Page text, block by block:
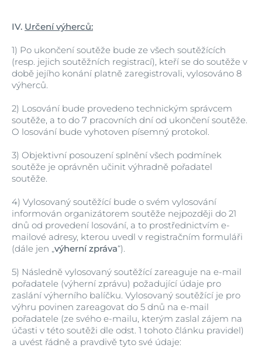
IV. Určení výherců:
1) Po ukončení soutěže bude ze všech soutěžících
(resp. jejich soutěžních registrací), kteří se do soutěže v
době jejího konání platně zaregistrovali, vylosováno 8
výherců.
2) Losování bude provedeno technickým správcem
soutěže, a to do 7 pracovních dní od ukončení soutěže.
O losování bude vyhotoven písemný protokol.
3) Objektivní posouzení splnění všech podmínek
soutěže je oprávněn učinit výhradně pořadatel
soutěže.
4) Vylosovaný soutěžící bude o svém vylosování
informován organizátorem soutěže nejpozději do 21
dnů od provedení losování, a to prostřednictvím e-
mailové adresy, kterou uvedl v registračním formuláři
(dále jen „výherní zpráva“).
5) Následně vylosovaný soutěžící zareaguje na e-mail
pořadatele (výherní zprávu) požadující údaje pro
zaslání výherního balíčku. Vylosovaný soutěžící je pro
výhru povinen zareagovat do 5 dnů na e-mail
pořadatele (ze svého e-mailu, kterým zaslal zájem na
účasti v této soutěži dle odst. 1 tohoto článku pravidel)
a uvést řádně a pravdivě tyto své údaje: